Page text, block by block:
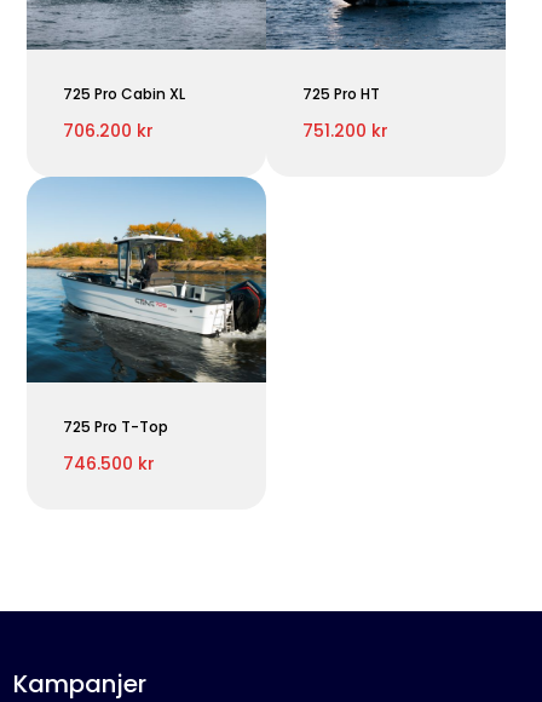
725 Pro Cabin XL
706.200 kr
725 Pro HT
751.200 kr
725 Pro T-Top
746.500 kr
Kampanjer